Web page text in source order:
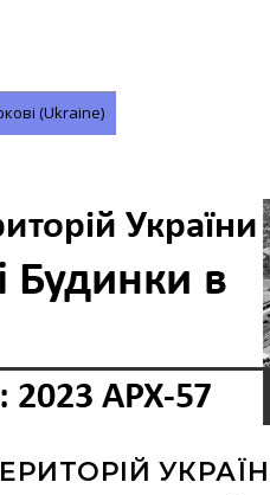
(Ukraine)